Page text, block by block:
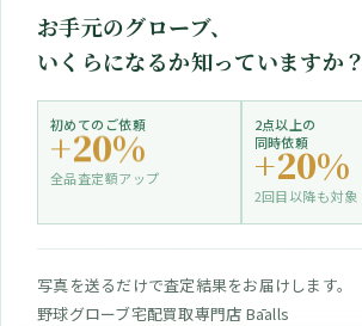
お手元のグローブ、
いくらになるか知っていますか？
初めてのご依頼
+20%
全品査定額アップ
2点以上の
同時依頼
+20%
2回目以降も対象
写真を送るだけで査定結果をお届けします。
野球グローブ宅配買取専門店 Bāalls